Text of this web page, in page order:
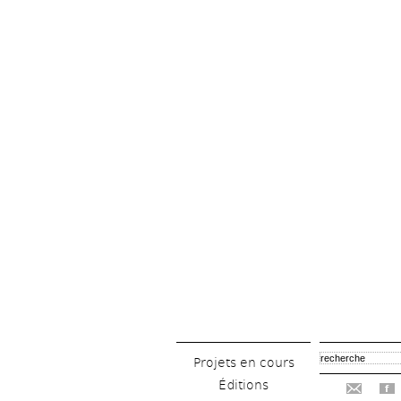
Projets en cours
Éditions
f